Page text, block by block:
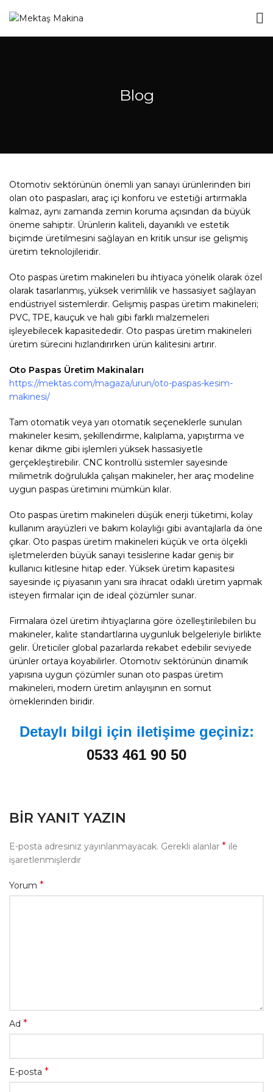
Blog
Otomotiv sektörünün önemli yan sanayi ürünlerinden biri
olan oto paspasları, araç içi konforu ve estetiği artırmakla
kalmaz, aynı zamanda zemin koruma açısından da büyük
öneme sahiptir. Ürünlerin kaliteli, dayanıklı ve estetik
biçimde üretilmesini sağlayan en kritik unsur ise gelişmiş
üretim teknolojileridir.
Oto paspas üretim makineleri bu ihtiyaca yönelik olarak özel
olarak tasarlanmış, yüksek verimlilik ve hassasiyet sağlayan
endüstriyel sistemlerdir. Gelişmiş paspas üretim makineleri;
PVC, TPE, kauçuk ve halı gibi farklı malzemeleri
işleyebilecek kapasitededir. Oto paspas üretim makineleri
üretim sürecini hızlandırırken ürün kalitesini artırır.
Oto Paspas Üretim Makinaları
https://mektas.com/magaza/urun/oto-paspas-kesim-
makinesi/
Tam otomatik veya yarı otomatik seçeneklerle sunulan
makineler kesim, şekillendirme, kalıplama, yapıştırma ve
kenar dikme gibi işlemleri yüksek hassasiyetle
gerçekleştirebilir. CNC kontrollü sistemler sayesinde
milimetrik doğrulukla çalışan makineler, her araç modeline
uygun paspas üretimini mümkün kılar.
Oto paspas üretim makineleri düşük enerji tüketimi, kolay
kullanım arayüzleri ve bakım kolaylığı gibi avantajlarla da öne
çıkar. Oto paspas üretim makineleri küçük ve orta ölçekli
işletmelerden büyük sanayi tesislerine kadar geniş bir
kullanıcı kitlesine hitap eder. Yüksek üretim kapasitesi
sayesinde iç piyasanın yanı sıra ihracat odaklı üretim yapmak
isteyen firmalar için de ideal çözümler sunar.
Firmalara özel üretim ihtiyaçlarına göre özelleştirilebilen bu
makineler, kalite standartlarına uygunluk belgeleriyle birlikte
gelir. Üreticiler global pazarlarda rekabet edebilir seviyede
ürünler ortaya koyabilirler. Otomotiv sektörünün dinamik
yapısına uygun çözümler sunan oto paspas üretim
makineleri, modern üretim anlayışının en somut
örneklerinden biridir.
Detaylı bilgi için iletişime geçiniz:
0533 461 90 50
BIR YANIT YAZIN
E-posta adresiniz yayınlanmayacak. Gerekli alanlar * ile
işaretlenmişlerdir
Yorum *
Ad *
E-posta *